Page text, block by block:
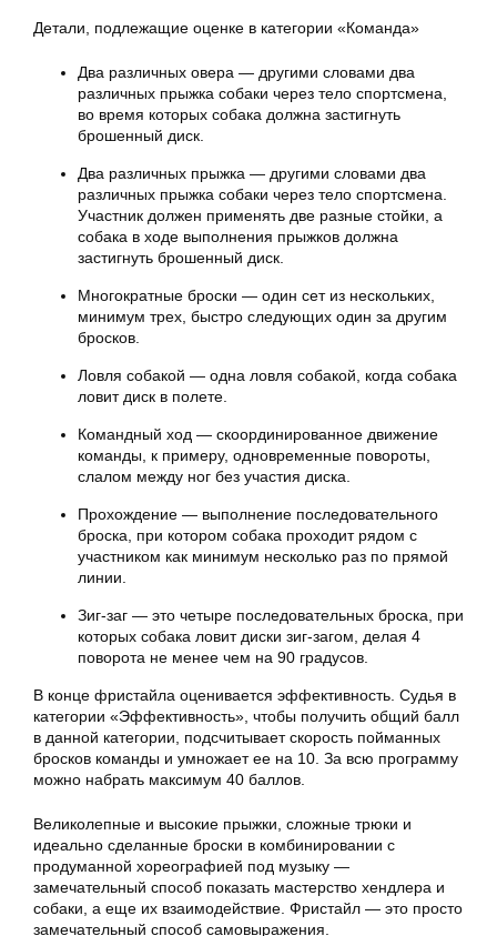
Детали, подлежащие оценке в категории «Команда»
Два различных овера — другими словами два
различных прыжка собаки через тело спортсмена,
во время которых собака должна застигнуть
брошенный диск.
Два различных прыжка — другими словами два
различных прыжка собаки через тело спортсмена.
Участник должен применять две разные стойки, а
собака в ходе выполнения прыжков должна
застигнуть брошенный диск.
Многократные броски — один сет из нескольких,
минимум трех, быстро следующих один за другим
бросков.
Ловля собакой — одна ловля собакой, когда собака
ловит диск в полете.
Командный ход — скоординированное движение
команды, к примеру, одновременные повороты,
слалом между ног без участия диска.
Прохождение — выполнение последовательного
броска, при котором собака проходит рядом с
участником как минимум несколько раз по прямой
линии.
Зиг-заг — это четыре последовательных броска, при
которых собака ловит диски зиг-загом, делая 4
поворота не менее чем на 90 градусов.
В конце фристайла оценивается эффективность. Судья в
категории «Эффективность», чтобы получить общий балл
в данной категории, подсчитывает скорость пойманных
бросков команды и умножает ее на 10. За всю программу
можно набрать максимум 40 баллов.
Великолепные и высокие прыжки, сложные трюки и
идеально сделанные броски в комбинировании с
продуманной хореографией под музыку —
замечательный способ показать мастерство хендлера и
собаки, а еще их взаимодействие. Фристайл — это просто
замечательный способ самовыражения.